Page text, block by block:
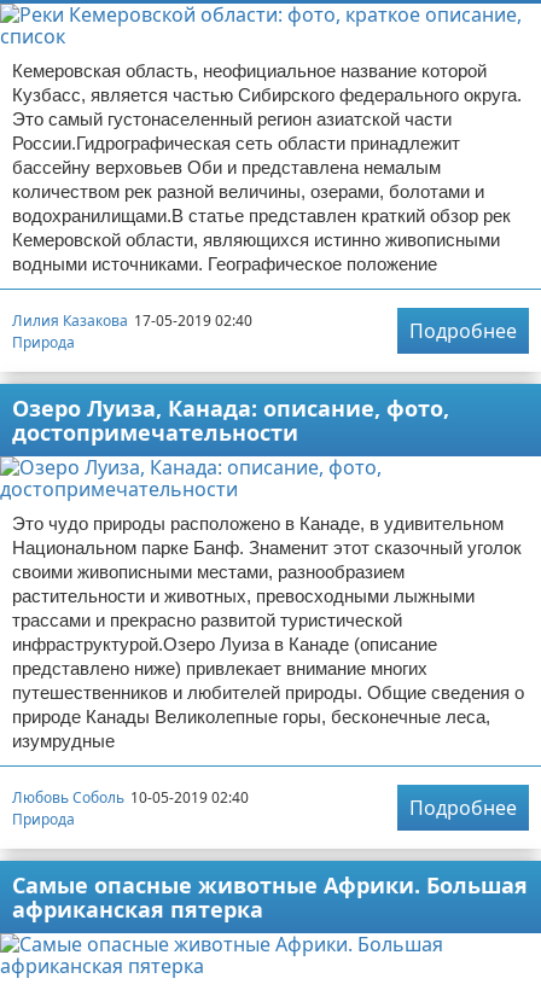
Кемеровская область, неофициальное название которой
Кузбасс, является частью Сибирского федерального округа.
Это самый густонаселенный регион азиатской части
России.Гидрографическая сеть области принадлежит
бассейну верховьев Оби и представлена немалым
количеством рек разной величины, озерами, болотами и
водохранилищами.В статье представлен краткий обзор рек
Кемеровской области, являющихся истинно живописными
водными источниками. Географическое положение
Лилия Казакова 17-05-2019 02:40
Природа
Подробнее
Озеро Луиза, Канада: описание, фото,
достопримечательности
Это чудо природы расположено в Канаде, в удивительном
Национальном парке Банф. Знаменит этот сказочный уголок
своими живописными местами, разнообразием
растительности и животных, превосходными лыжными
трассами и прекрасно развитой туристической
инфраструктурой.Озеро Луиза в Канаде (описание
представлено ниже) привлекает внимание многих
путешественников и любителей природы. Общие сведения о
природе Канады Великолепные горы, бесконечные леса,
изумрудные
Любовь Соболь 10-05-2019 02:40
Природа
Подробнее
Самые опасные животные Африки. Большая
африканская пятерка